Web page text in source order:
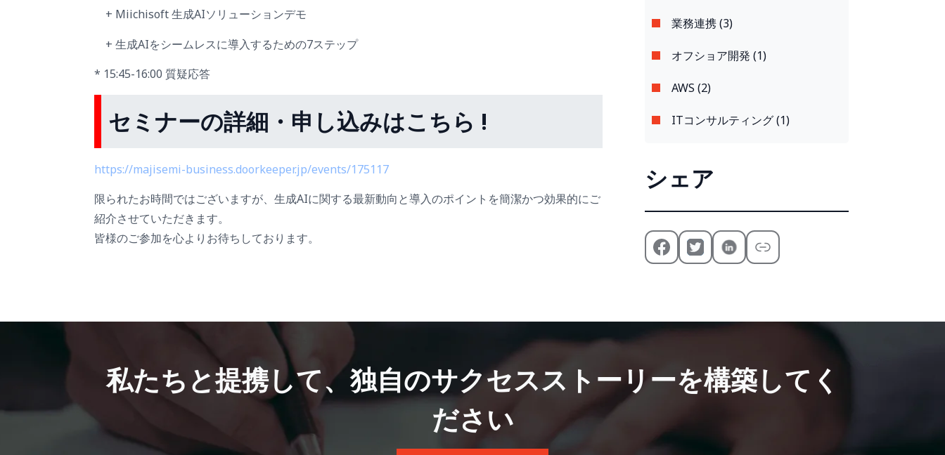
+ Miichisoft 生成AIソリューションデモ
+ 生成AIをシームレスに導入するための7ステップ
* 15:45-16:00 質疑応答
セミナーの詳細・申し込みはこちら !
https://majisemi-business.doorkeeper.jp/events/175117
限られたお時間ではございますが、生成AIに関する最新動向と導入のポイントを簡潔かつ効果的にご
紹介させていただきます。
皆様のご参加を心よりお待ちしております。
業務連携 (3)
オフショア開発 (1)
AWS (2)
ITコンサルティング (1)
シェア
私たちと提携して、独自のサクセスストーリーを構築してく
ださい